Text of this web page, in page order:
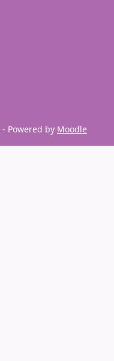
- Powered by Moodle